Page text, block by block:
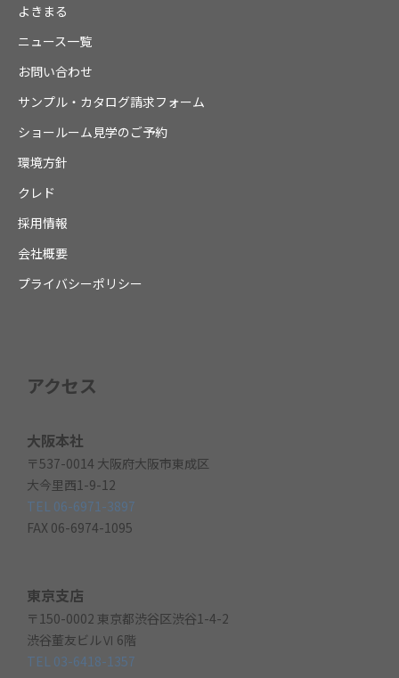
よきまる
ニュース一覧
お問い合わせ
サンプル・カタログ請求フォーム
ショールーム見学のご予約
環境方針
クレド
採用情報
会社概要
プライバシーポリシー
アクセス
大阪本社
〒537-0014 大阪府大阪市東成区
大今里西1-9-12
TEL 06-6971-3897
FAX 06-6974-1095
東京支店
〒150-0002 東京都渋谷区渋谷1-4-2
渋谷董友ビルⅥ 6階
TEL 03-6418-1357